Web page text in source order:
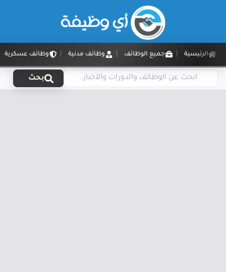
الرئيسية جميع الوظائف وظائف مدنية وظائف عسكرية
بحث